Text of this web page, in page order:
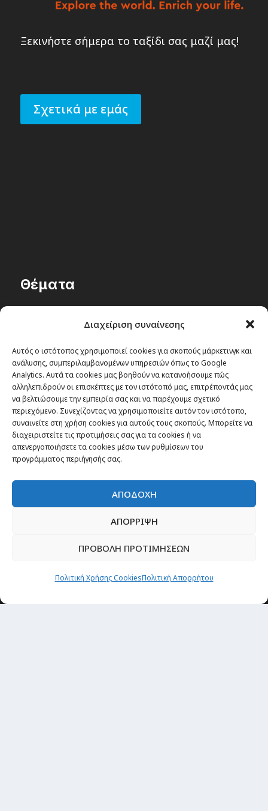
Διαχείριση συναίνεσης
Αυτός ο ιστότοπος χρησιμοποιεί cookies για σκοπούς μάρκετινγκ και
ανάλυσης, συμπεριλαμβανομένων υπηρεσιών όπως το Google
Analytics. Αυτά τα cookies μας βοηθούν να κατανοήσουμε πώς
αλληλεπιδρούν οι επισκέπτες με τον ιστότοπό μας, επιτρέποντάς μας
να βελτιώσουμε την εμπειρία σας και να παρέχουμε σχετικό
περιεχόμενο. Συνεχίζοντας να χρησιμοποιείτε αυτόν τον ιστότοπο,
συναινείτε στη χρήση cookies για αυτούς τους σκοπούς. Μπορείτε να
διαχειριστείτε τις προτιμήσεις σας για τα cookies ή να
απενεργοποιήσετε τα cookies μέσω των ρυθμίσεων του
προγράμματος περιήγησής σας.
ΑΠΟΔΟΧΗ
ΑΠΟΡΡΙΨΗ
ΠΡΟΒΟΛΗ ΠΡΟΤΙΜΗΣΕΩΝ
Πολιτική Χρήσης CookiesΠολιτική Απορρήτου
Ξεκινήστε σήμερα το ταξίδι σας μαζί μας!
Σχετικά με εμάς
Θέματα
Passenger στον κόσμο
TRAVEL NEWS
Οργάνωσε το ταξίδι σου
CITY and CULTURE
Newsletter
“H μόνη επένδυση από την οποία δεν έχεις